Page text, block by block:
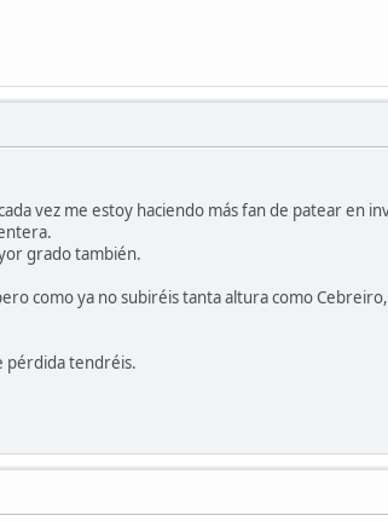
vez me estoy haciendo más fan de patear en
grado también.
como ya no subiréis tanta altura como
pérdida tendréis.